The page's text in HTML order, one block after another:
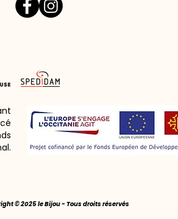
© 2025 le Bijou - Tous droits réservés